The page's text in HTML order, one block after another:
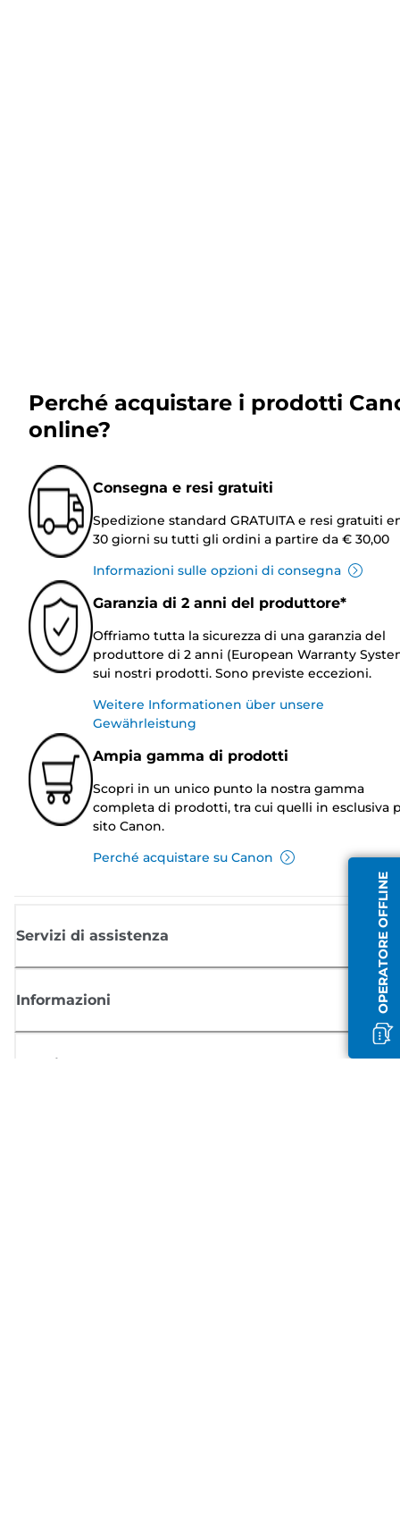
OPERATORE OFFLINE
Perché acquistare i prodotti
online?
Consegna e resi gratuiti
Spedizione standard GRATUITA e resi gratuiti
30 giorni su tutti gli ordini a partire da € 30,00
Informazioni sulle opzioni di consegna
Garanzia di 2 anni del produttore*
Offriamo tutta la sicurezza di una garanzia del
produttore di 2 anni (European Warranty
sui nostri prodotti. Sono previste eccezioni.
Weitere Informationen über unsere
Gewährleistung
Ampia gamma di prodotti
Scopri in un unico punto la nostra gamma
completa di prodotti, tra cui quelli in esclusiva
sito Canon.
Perché acquistare su Canon
Servizi di assistenza
Informazioni
Acquisto